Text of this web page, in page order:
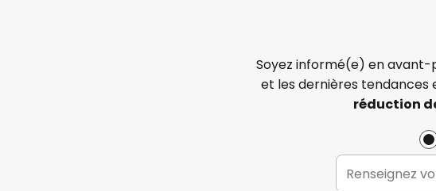
Soyez informé(e) en avant-
et les dernières tendances
réduction